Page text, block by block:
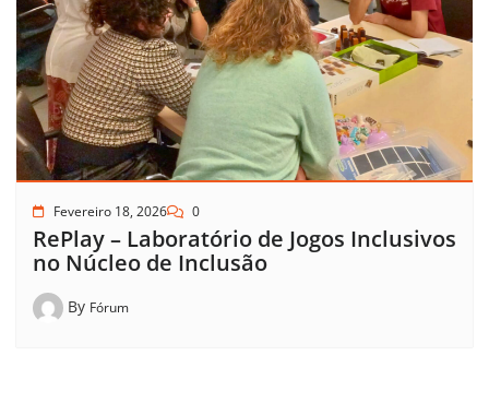
Fevereiro 18, 2026 0
RePlay – Laboratório de Jogos Inclusivos
no Núcleo de Inclusão
By Fórum